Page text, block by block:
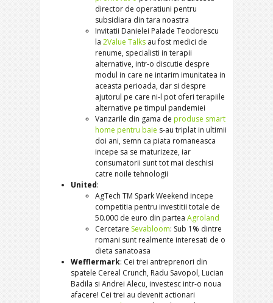
director de operatiuni pentru
subsidiara din tara noastra
Invitatii Danielei Palade Teodorescu
la 2Value Talks au fost medici de
renume, specialisti in terapii
alternative, intr-o discutie despre
modul in care ne intarim imunitatea in
aceasta perioada, dar si despre
ajutorul pe care ni-l pot oferi terapiile
alternative pe timpul pandemiei
Vanzarile din gama de produse smart
home pentru baie s-au triplat in ultimii
doi ani, semn ca piata romaneasca
incepe sa se maturizeze, iar
consumatorii sunt tot mai deschisi
catre noile tehnologii
United:
AgTech TM Spark Weekend incepe
competitia pentru investitii totale de
50.000 de euro din partea Agroland
Cercetare Sevabloom: Sub 1% dintre
romani sunt realmente interesati de o
dieta sanatoasa
Wefflermark: Cei trei antreprenori din
spatele Cereal Crunch, Radu Savopol, Lucian
Badila si Andrei Alecu, investesc intr-o noua
afacere! Cei trei au devenit actionari